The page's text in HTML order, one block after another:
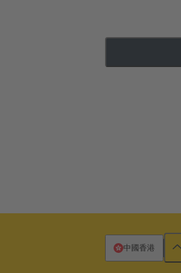
中國香港